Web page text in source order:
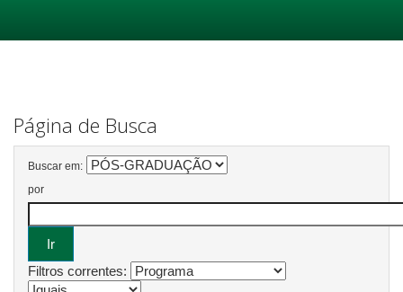
Página de Busca
Buscar em:
por
Filtros correntes: